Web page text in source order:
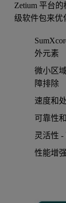
Zetium 平台
级软件包来优
外元素
微小区
障排除
速度和
可靠性
灵活性
性能增